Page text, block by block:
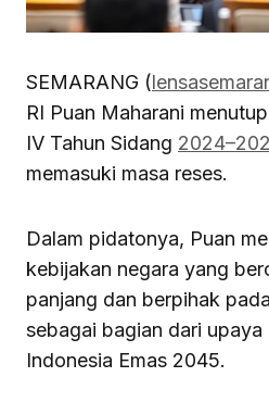
SEMARANG (
RI Puan Maharani
IV Tahun Sidang
memasuki masa reses.
Dalam pidatonya, Puan
kebijakan negara yang
panjang dan berpihak
sebagai bagian dari upaya
Indonesia Emas 2045.